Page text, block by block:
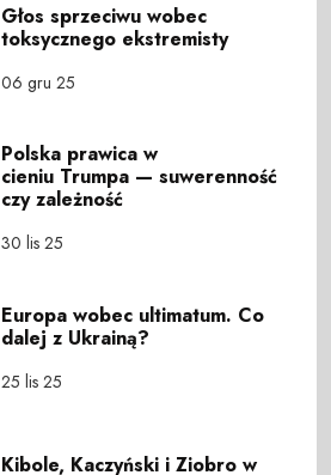
Głos sprzeciwu wobec
toksycznego ekstremisty
06 gru 25
Polska prawica w
cieniu Trumpa — suwerenność
czy zależność
30 lis 25
Europa wobec ultimatum. Co
dalej z Ukrainą?
25 lis 25
Kibole, Kaczyński i Ziobro w